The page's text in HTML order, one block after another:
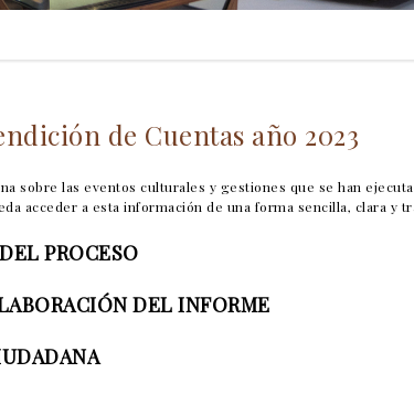
de Cuentas año 2023
sobre las eventos culturales y gestiones que se han
acceder a esta información de una forma sencilla, clara y
PROCESO
DEL INFORME